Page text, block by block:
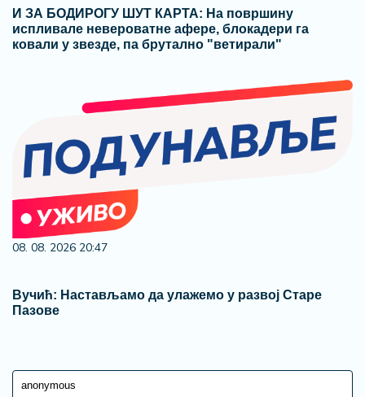
И ЗА БОДИРОГУ ШУТ КАРТА: На површину
испливале невероватне афере, блокадери га
ковали у звезде, па брутално "ветирали"
08. 08. 2026 20:47
Вучић: Настављамо да улажемо у развој Старе
Пазове